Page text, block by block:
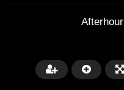
Afterhour